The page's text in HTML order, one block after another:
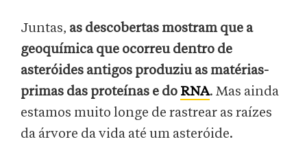
Juntas, as descobertas mostram que a
geoquímica que ocorreu dentro de
asteróides antigos produziu as matérias-
primas das proteínas e do RNA. Mas ainda
estamos muito longe de rastrear as raízes
da árvore da vida até um asteróide.